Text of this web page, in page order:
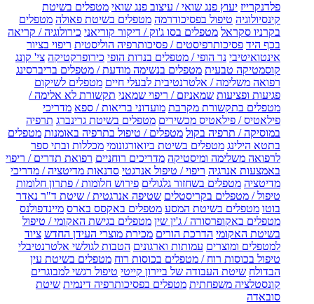
פלדנקרייז יעוץ פנג שואי / עיצוב פנג שואי מטפלים בשיטת
קינסיולוגיה טיפול בפסיכודרמה מטפלים בשיטת פאולה מטפלים
בקרניו סקראל מטפלים בסו ג'וק / דיקור קוריאני כירולוגיה / קריאה
בכף היד פסיכותרפיסטים / פסיכותרפיה הוליסטית ריפוי בציור
אינטואיטיבי נר הופי / מטפלים בנרות הופי כירופרקטיקה צי' קונג
קוסמטיקה טבעית מטפלים בנשימה מודעת / מטפלים בריברסינג
רפואה משלימה / אלטרנטיבית לבעלי חיים מטפלים לשיקום
פגיעות ופציעות שמאניזם / ריפוי שמאני תקשורת לא אלימה /
מטפלים בתקשורת מקרבת מועדוני בריאות / ספא מדריכי
פילאטיס / פילאטיס מכשירים מטפלים בשיטת גרינברג תרפיה
במוסיקה / תרפיה בקול מטפלים / טיפול בתרפיה באומנות מטפלים
בתטא הילינג מטפלים בשיטת ביואורגונומי מכללות ובתי ספר
לרפואה משלימה ומיסטיקה מדריכים רוחניים רפואת תדרים / ריפוי
באמצעות אנרגיה ריפוי / טיפול אנרגטי סדנאות מדיטציה / מדריכי
מדיטציה מטפלים בשחזור גלגולים פירוש חלומות / פתרון חלומות
טיפול / מטפלים בקריסטלים שטיפה אנרגטית / שיטת ד"ר נאדר
בוטו מטפלים בשיטת המסע מטפלים באקסס בארס מיינדפולנס
מטפלים באקופרסורה / ג'ין שין מטפלים בגישת האקומי / טיפול
בשיטת האקומי הדרכת הורים מכירת מוצרי העידן החדש ציוד
למטפלים ומוצרים עמותות וארגונים הטבות לגולשי אלטרנטיבלי
טיפול בכוסות רוח / מטפלים בכוסות רוח מטפלים בשיטת עין
הבדולח שיטת העבודה של ביירון קייטי טיפול רגשי למבוגרים
קונסטלציה משפחתית מטפלים בפסיכותרפיה דינמית שיטת
סובאדה